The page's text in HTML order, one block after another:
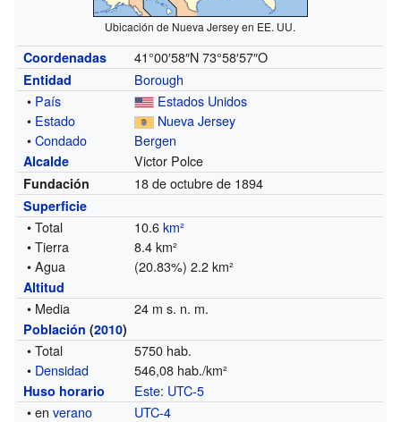
Ubicación de Nueva Jersey en EE. UU.
Coordenadas 41°00′58″N 73°58′57″O
Entidad
Borough
• País
Estados Unidos
• Estado
Nueva Jersey
•Condado Bergen
Alcalde Victor Polce
Fundación 18 de octubre de 1894
Superficie
• Total 10.6km²
• Tierra
8.4 km²
• Agua
(20.83%) 2.2 km²
Altitud
• Media 24 m s. n. m.
Población (2010)
• Total
5750 hab.
• Densidad 546,08 hab./km²
Huso horario Este: UTC-5
• enverano UTC-4